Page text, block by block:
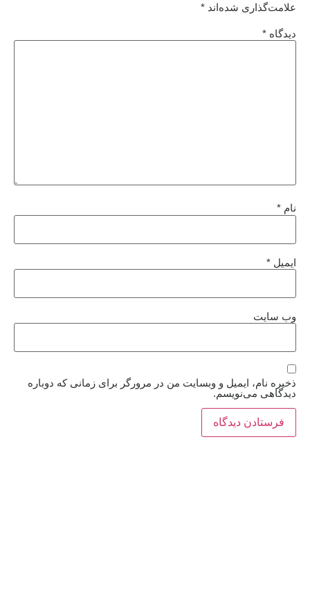
علامت‌گذاری شده‌اند *
دیدگاه *
نام *
ایمیل *
وب‌ سایت
ذخیره نام، ایمیل و وبسایت من در مرورگر برای زمانی که دوباره
دیدگاهی می‌نویسم.